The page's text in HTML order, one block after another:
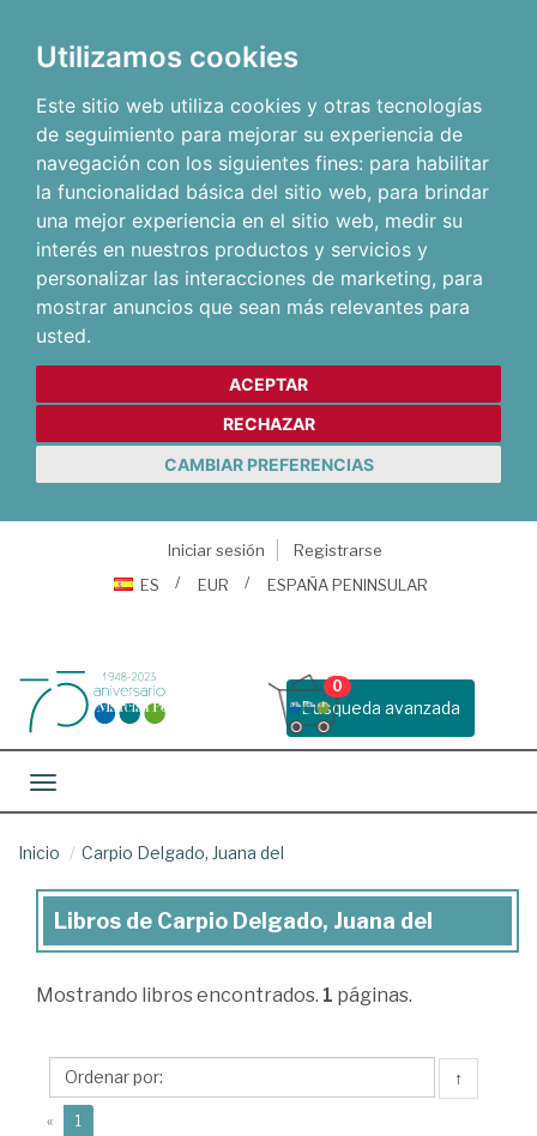
Utilizamos cookies
Este sitio web utiliza cookies y otras tecnologías
de seguimiento para mejorar su experiencia de
navegación con los siguientes fines: para habilitar
la funcionalidad básica del sitio web, para brindar
una mejor experiencia en el sitio web, medir su
interés en nuestros productos y servicios y
personalizar las interacciones de marketing, para
mostrar anuncios que sean más relevantes para
usted.
ACEPTAR
RECHAZAR
CAMBIAR PREFERENCIAS
Iniciar sesión
Registrarse
ES
EUR ESPAÑA PENINSULAR
Busqueda avanzada
0
Toggle navigation
Inicio Carpio Delgado, Juana del
Libros
Carpio
Juana
del
Libros de Carpio Delgado, Juana del
Mostrando libros encontrados. 1 páginas.
↑
« 1